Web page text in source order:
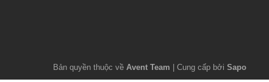
Bản quyền thuộc về Avent Team Cung cấp bởi Sapo